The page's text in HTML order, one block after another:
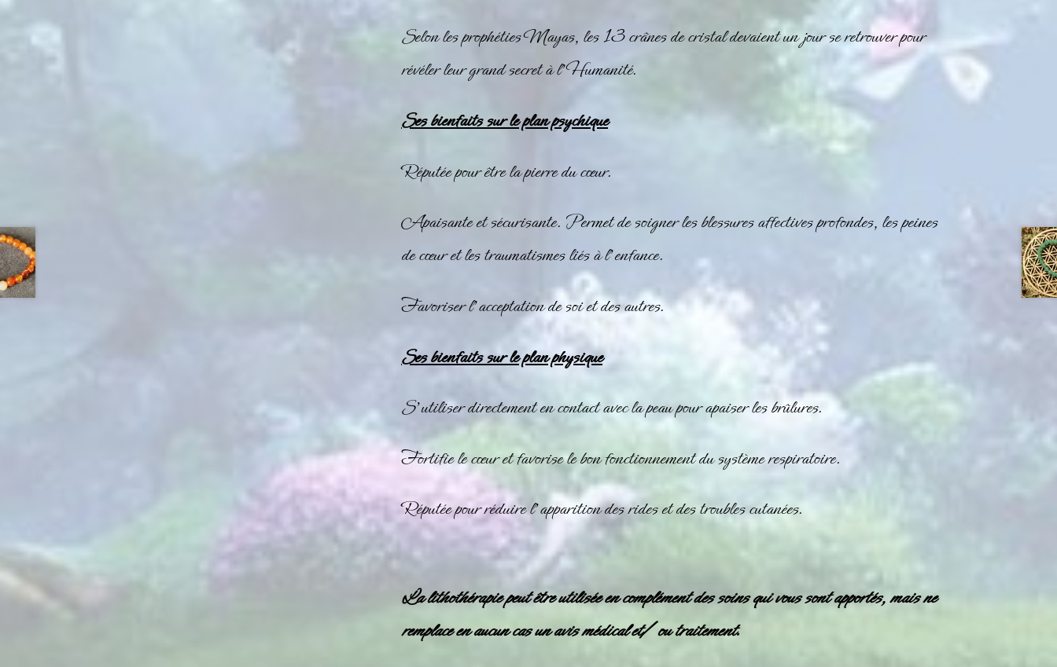
Selon les prophéties Mayas, les 13 crânes de cristal devaient un jour se retrouver pour
révéler leur grand secret à l’Humanité.
Ses bienfaits sur le plan psychique
Réputée pour être la pierre du cœur.
Apaisante et sécurisante. Permet de soigner les blessures affectives profondes, les peines
de cœur et les traumatismes liés à l’enfance.
Favoriser l’acceptation de soi et des autres.
Ses bienfaits sur le plan physique
S’utiliser directement en contact avec la peau pour apaiser les brûlures.
Fortifie le cœur et favorise le bon fonctionnement du système respiratoire.
Réputée pour réduire l’apparition des rides et des troubles cutanées.
La lithothérapie peut être utilisée en complément des soins qui vous sont apportés, mais ne
remplace en aucun cas un avis médical et/ ou traitement.